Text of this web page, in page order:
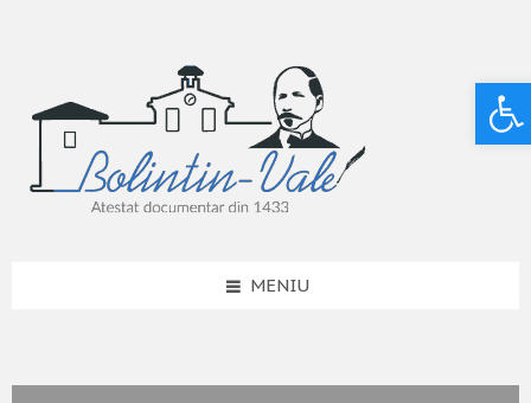
MENIU
Deschide bara de unelte